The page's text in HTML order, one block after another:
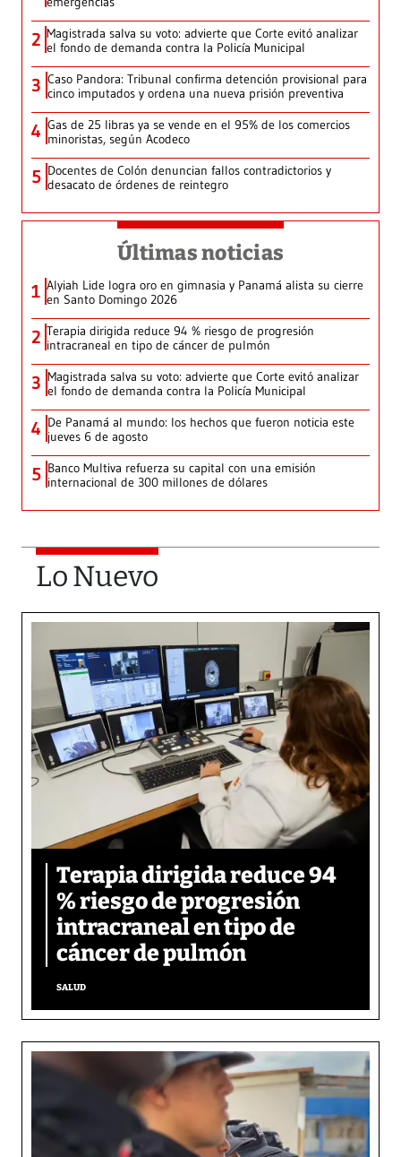
2 Magistrada salva su voto: advierte que Corte evitó analizar
el fondo de demanda contra la Policía Municipal
3 Caso Pandora: Tribunal confirma detención provisional para
cinco imputados y ordena una nueva prisión preventiva
4 Gas de 25 libras ya se vende en el 95% de los comercios
minoristas, según Acodeco
5 Docentes de Colón denuncian fallos contradictorios y
desacato de órdenes de reintegro
Últimas noticias
1 Alyiah Lide logra oro en gimnasia y Panamá alista su cierre
en Santo Domingo 2026
2 Terapia dirigida reduce 94 % riesgo de progresión
intracraneal en tipo de cáncer de pulmón
3 Magistrada salva su voto: advierte que Corte evitó analizar
el fondo de demanda contra la Policía Municipal
4 De Panamá al mundo: los hechos que fueron noticia este
jueves 6 de agosto
5 Banco Multiva refuerza su capital con una emisión
internacional de 300 millones de dólares
Lo Nuevo
Terapia dirigida reduce 94
% riesgo de progresión
intracraneal en tipo de
cáncer de pulmón
SALUD